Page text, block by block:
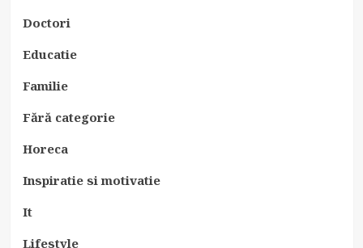
Doctori
Educatie
Familie
Fără categorie
Horeca
Inspiratie si motivatie
It
Lifestyle